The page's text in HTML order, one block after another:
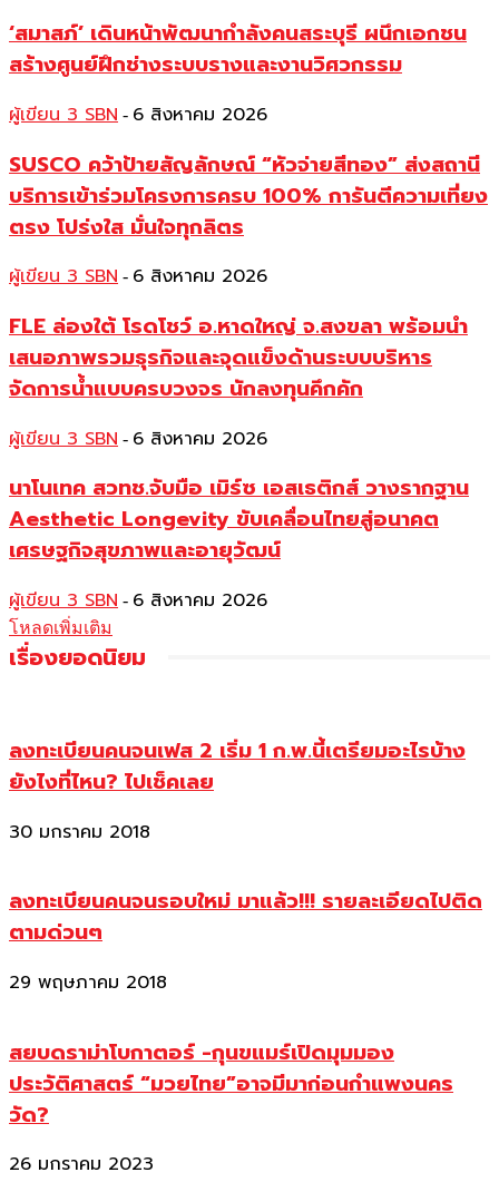
‘สมาสภ์’ เดินหน้าพัฒนากำลังคนสระบุรี ผนึกเอกชน
สร้างศูนย์ฝึกช่างระบบรางและงานวิศวกรรม
ผู้เขียน 3 SBN - 6 สิงหาคม 2026
SUSCO คว้าป้ายสัญลักษณ์ “หัวจ่ายสีทอง” ส่งสถานี
บริการเข้าร่วมโครงการครบ 100% การันตีความเที่ยง
ตรง โปร่งใส มั่นใจทุกลิตร
ผู้เขียน 3 SBN - 6 สิงหาคม 2026
FLE ล่องใต้ โรดโชว์ อ.หาดใหญ่ จ.สงขลา พร้อมนำ
เสนอภาพรวมธุรกิจและจุดแข็งด้านระบบบริหาร
จัดการน้ำแบบครบวงจร นักลงทุนคึกคัก
ผู้เขียน 3 SBN - 6 สิงหาคม 2026
นาโนเทค สวทช.จับมือ เมิร์ซ เอสเธติกส์ วางรากฐาน
Aesthetic Longevity ขับเคลื่อนไทยสู่อนาคต
เศรษฐกิจสุขภาพและอายุวัฒน์
ผู้เขียน 3 SBN - 6 สิงหาคม 2026
โหลดเพิ่มเติม
เรื่องยอดนิยม
ลงทะเบียนคนจนเฟส 2 เริ่ม 1 ก.พ.นี้เตรียมอะไรบ้าง
ยังไงที่ไหน? ไปเช็คเลย
30 มกราคม 2018
ลงทะเบียนคนจนรอบใหม่ มาแล้ว!!! รายละเอียดไปติด
ตามด่วนๆ
29 พฤษภาคม 2018
สยบดราม่าโบกาตอร์ -กุนขแมร์เปิดมุมมอง
ประวัติศาสตร์ “มวยไทย”อาจมีมาก่อนกำแพงนคร
วัด?
26 มกราคม 2023